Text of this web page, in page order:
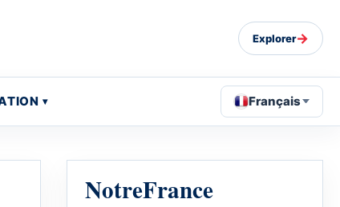
Explorer→
Français
NotreFrance